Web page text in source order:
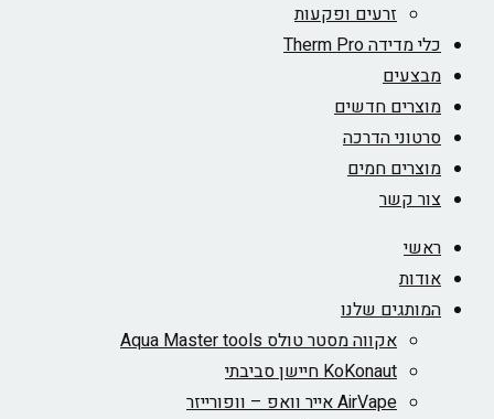
זרעים ופקעות
כלי מדידה Therm Pro
מבצעים
מוצרים חדשים
סרטוני הדרכה
מוצרים חמים
צור קשר
ראשי
אודות
המותגים שלנו
אקווה מסטר טולס Aqua Master tools
KoKonaut חיישן סביבתי
AirVape אייר וואפ – וופורייזר